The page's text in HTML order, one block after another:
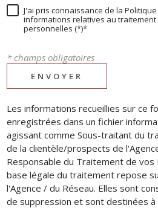
J'ai pris connaissance de la
informations relatives au
personnelles (*)*
* champs obligatoires
ENVOYER
Les informations recueillies sur ce
enregistrées dans un fichier
agissant comme Sous-traitant du
de la clientèle/prospects de
Responsable du Traitement de vos
base légale du traitement repose
l'Agence / du Réseau. Elles sont
de suppression et sont destinées à